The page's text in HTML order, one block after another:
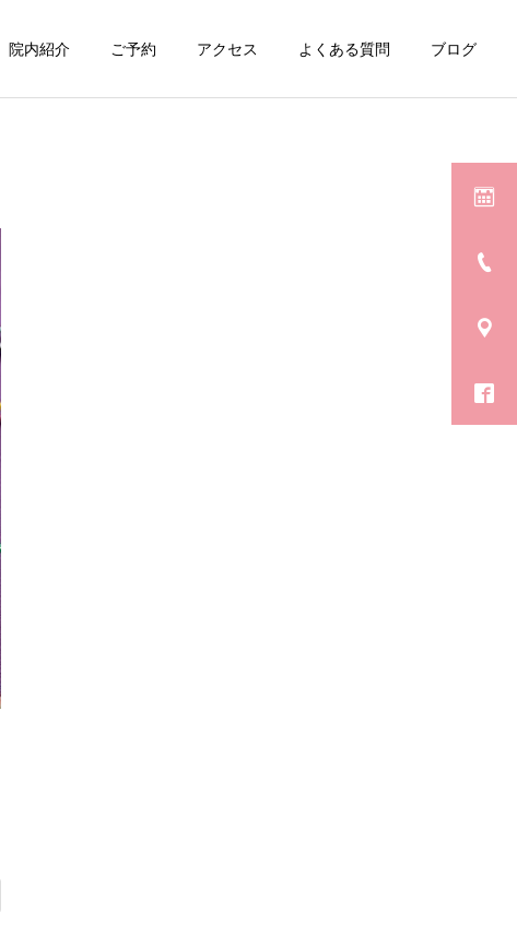
院内紹介 ご予約 アクセス よくある質問 ブログ
【患者様の声】マッサージ